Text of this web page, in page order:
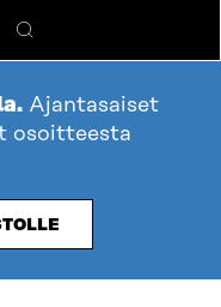
Hae
Ajantasaiset
osoitteesta